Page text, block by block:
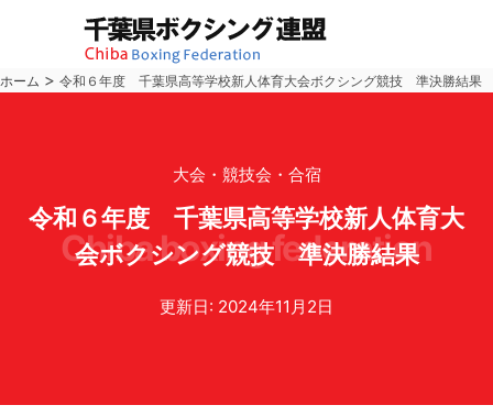
ホーム > 令和６年度 千葉県高等学校新人体育大会ボクシング競技 準決勝結果
chiba boxing federation
大会・競技会・合宿
令和６年度 千葉県高等学校新人体育大
会ボクシング競技 準決勝結果
更新日: 2024年11月2日